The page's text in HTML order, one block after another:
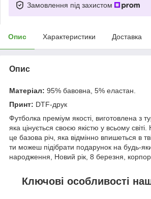
Замовлення під захистом
Опис Характеристики Доставка
Опис
Матеріал: 95% бавовна, 5% еластан.
Принт: DTF-друк
Футболка преміум якості, виготовлена з
яка цінується своєю якістю у всьому
це базова річ, яка відмінно впишеться в
ти можеш підібрати подарунок на будь-
народження, Новий рік, 8 березня,
Ключові особливості